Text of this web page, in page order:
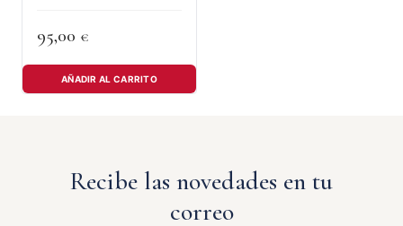
95,00 €
AÑADIR AL CARRITO
Recibe las novedades en tu
correo